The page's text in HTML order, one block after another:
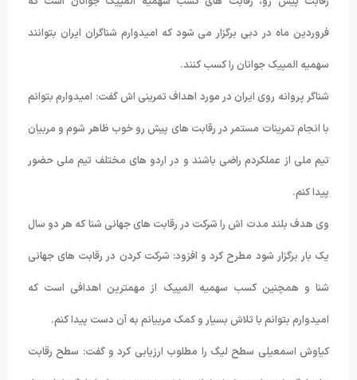
فروردین ماه در دبی برگزار می شود که امیدوارم شناگران ایران بتوانند
سهمیه المپیک جوانان را کسب کنند.
شناگر پروانه روی ایران در مورد اهداف تمرینی اش گفت: امیدوارم بتوانم
با انجام تمرینات مستمر در رقابت های پیش رو خوب ظاهر شوم و مربیان
تیم ملی از عملکردم راضی باشند و در اردو های مختلف تیم ملی حضور
پیدا کنم.
وی هدف بلند مدت اش را شرکت در رقابت های جهانی شنا که هر دو سال
یک بار برگزار شود مطرح کرد و افزود: شرکت کردن در رقابت های جهانی
شنا و همچنین کسب سهمیه المپیک از مهمترین اهدافی است که
امیدوارم بتوانم با تلاش بسیار و کمک مربیانم به آن دست پیدا کنم.
کیاوش اسمعیلی سطح لیگ را مطلوب ارزیابی کرد و گفت: سطح رقابت